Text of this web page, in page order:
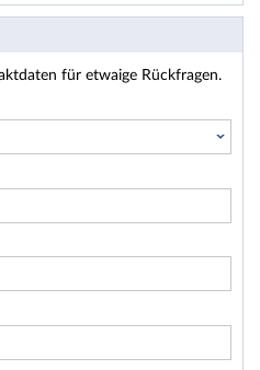
für etwaige Rückfragen.